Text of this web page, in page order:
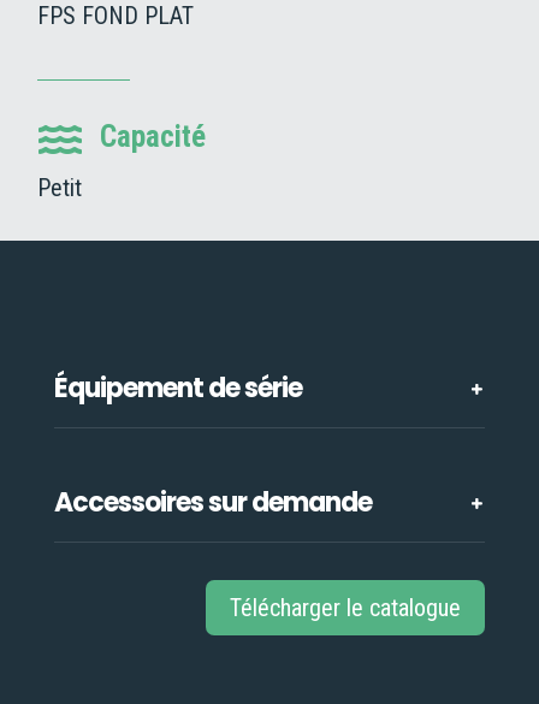
FPS FOND PLAT
 Capacité
Petit
Équipement de série
Accessoires sur demande
Télécharger le catalogue